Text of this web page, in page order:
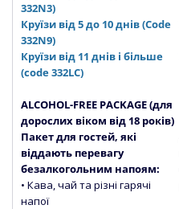
332N3)
Круїзи від 5 до 10 днів (Сode
332N9)
Круїзи від 11 днів і більше
(code 332LC)
ALCOHOL-FREE PACKAGE (для
дорослих віком від 18 років)
Пакет для гостей, які
віддають перевагу
безалкогольним напоям:
• Кава, чай та різні гарячі
напої